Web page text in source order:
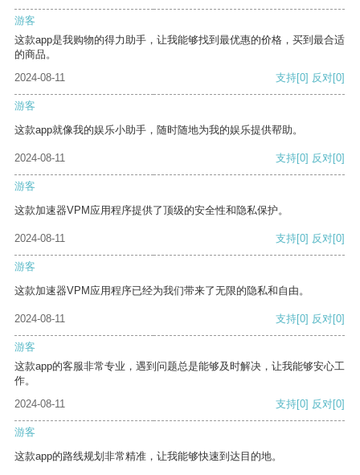
游客
这款app是我购物的得力助手，让我能够找到最优惠的价格，买到最合适
的商品。
2024-08-11
支持[0] 反对[0]
游客
这款app就像我的娱乐小助手，随时随地为我的娱乐提供帮助。
2024-08-11 支持[0] 反对[0]
游客
这款加速器VPM应用程序提供了顶级的安全性和隐私保护。
2024-08-11 支持[0] 反对[0]
游客
这款加速器VPM应用程序已经为我们带来了无限的隐私和自由。
2024-08-11 支持[0] 反对[0]
游客
这款app的客服非常专业，遇到问题总是能够及时解决，让我能够安心工
作。
2024-08-11
支持[0] 反对[0]
游客
这款app的路线规划非常精准，让我能够快速到达目的地。